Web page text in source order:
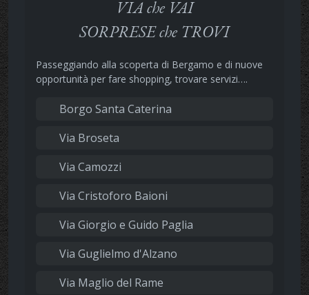
VIA che VAI
SORPRESE che TROVI
Passeggiando alla scoperta di Bergamo e di nuove
opportunità per fare shopping, trovare servizi….
Borgo Santa Caterina
Via Broseta
Via Camozzi
Via Cristoforo Baioni
Via Giorgio e Guido Paglia
Via Guglielmo d'Alzano
Via Maglio del Rame